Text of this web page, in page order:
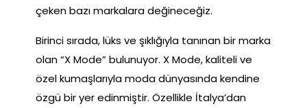
çeken bazı markalara değineceğiz.
Birinci sırada, lüks ve şıklığıyla tanınan bir marka
olan “X Mode” bulunuyor. X Mode, kaliteli ve
özel kumaşlarıyla moda dünyasında kendine
özgü bir yer edinmiştir. Özellikle İtalya’dan